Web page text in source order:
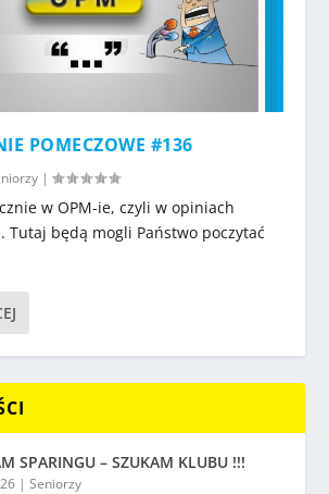
POMECZOWE #136
|
w OPM-ie, czyli w opiniach
Tutaj będą mogli Państwo poczytać
SPARINGU – SZUKAM KLUBU !!!
|Seniorzy